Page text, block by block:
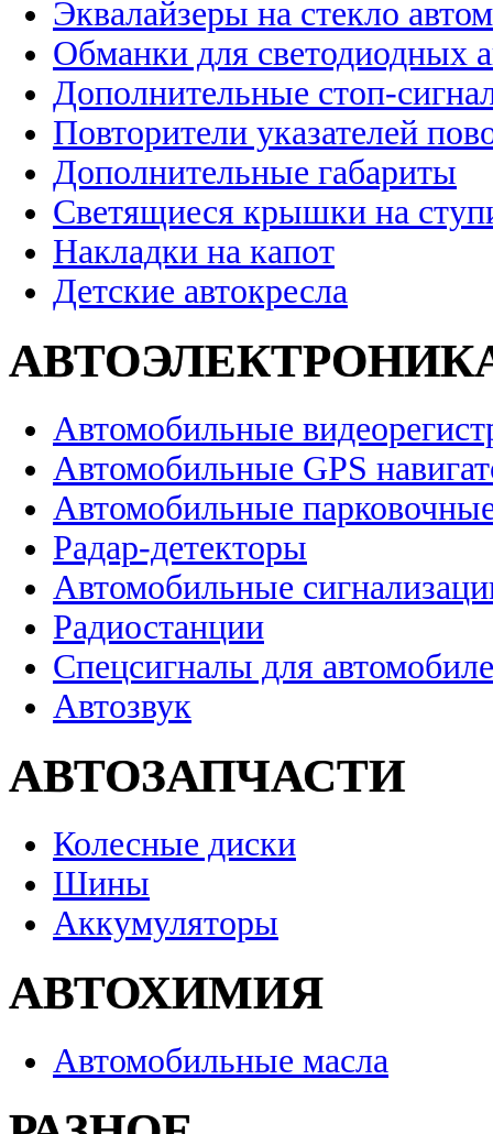
Эквалайзеры на стекло
Обманки для светодиодных
Дополнительные стоп-
Повторители указателей
Дополнительные габариты
Светящиеся крышки на
Накладки на капот
Детские автокресла
Автомобильные
Автомобильные GPS
Автомобильные
Радар-детекторы
Автомобильные
Радиостанции
Спецсигналы для
Автозвук
АВТОЗАПЧАСТИ
Колесные диски
Шины
Аккумуляторы
АВТОХИМИЯ
Автомобильные масла